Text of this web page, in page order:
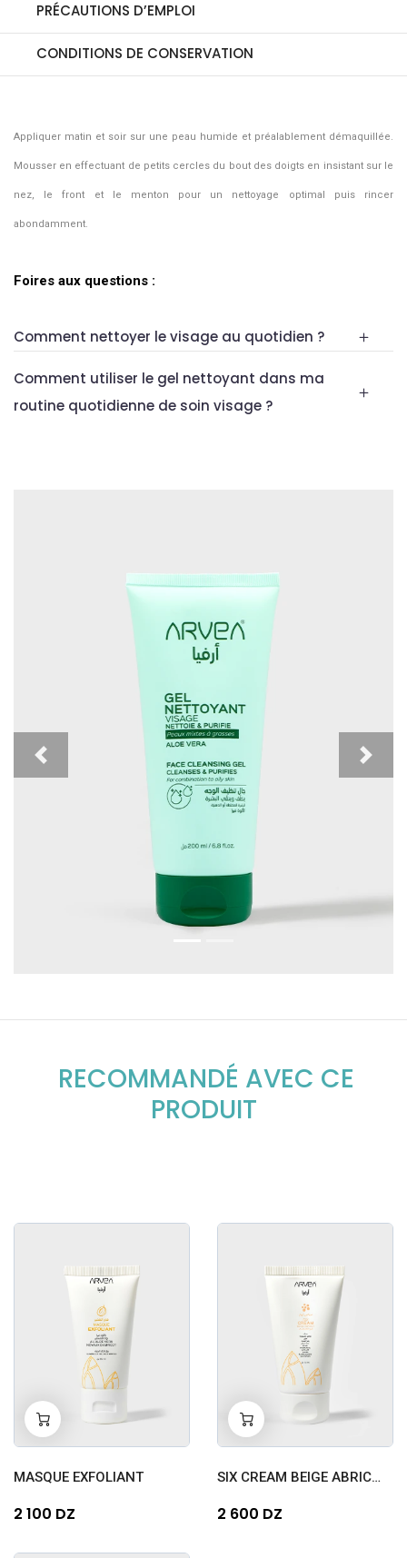
PRÉCAUTIONS D’EMPLOI
CONDITIONS DE CONSERVATION
Appliquer matin et soir sur une peau humide et préalablement démaquillée.
Mousser en effectuant de petits cercles du bout des doigts en insistant sur le
nez, le front et le menton pour un nettoyage optimal puis rincer
abondamment.
Foires aux questions :
Comment nettoyer le visage au quotidien ?
Comment utiliser le gel nettoyant dans ma
routine quotidienne de soin visage ?
Previous Next
RECOMMANDÉ AVEC CE
PRODUIT
- 0+
MASQUE EXFOLIANT
2 100 DZ
- 0+
SIX CREAM BEIGE ABRICOT
2 600 DZ